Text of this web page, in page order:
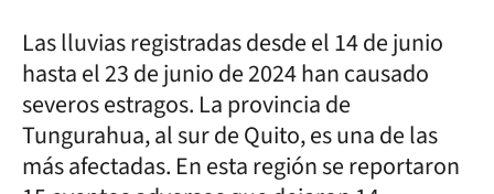
Las lluvias registradas desde el 14 de junio
hasta el 23 de junio de 2024 han causado
severos estragos. La provincia de
Tungurahua, al sur de Quito, es una de las
más afectadas. En esta región se reportaron